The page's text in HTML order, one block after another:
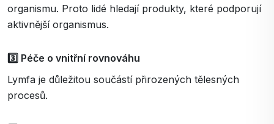
organismu. Proto lidé hledají produkty, které podporují
aktivnější organismus.
3️⃣ Péče o vnitřní rovnováhu
Lymfa je důležitou součástí přirozených tělesných
procesů.